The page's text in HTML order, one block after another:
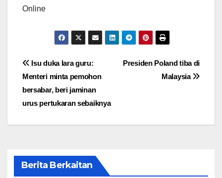
Online
Post
navigation
Presiden Poland tiba di
Malaysia
Isu duka lara guru:
Menteri minta pemohon
bersabar, beri jaminan
urus pertukaran sebaiknya
Berita Berkaitan